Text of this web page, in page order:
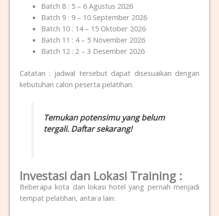
Batch 8 : 5 – 6 Agustus 2026
Batch 9 : 9 – 10 September 2026
Batch 10 : 14 – 15 Oktober 2026
Batch 11 : 4 – 5 November 2026
Batch 12 : 2 – 3 Desember 2026
Catatan : jadwal tersebut dapat disesuaikan dengan
kebutuhan calon peserta pelatihan.
Temukan potensimu yang belum
tergali. Daftar sekarang!
Investasi dan Lokasi Training :
Beberapa kota dan lokasi hotel yang pernah menjadi
tempat pelatihan, antara lain: